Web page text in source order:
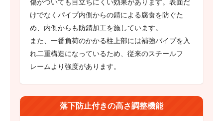
傷がついても目立ちにくい効果があります。表面だ
けでなくパイプ内側からの錆による腐食を防ぐた
め、内側からも防錆加工を施しています。
また、一番負荷のかかる柱上部には補強パイプを入
れ二重構造になっているため、従来のスチールフ
レームより強度があります。
落下防止付きの高さ調整機能